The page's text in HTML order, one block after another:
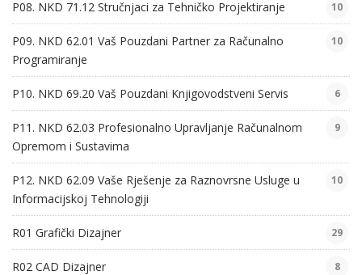
P08. NKD 71.12 Stručnjaci za Tehničko Projektiranje 10
P09. NKD 62.01 Vaš Pouzdani Partner za Računalno
Programiranje
10
P10. NKD 69.20 Vaš Pouzdani Knjigovodstveni Servis 6
P11. NKD 62.03 Profesionalno Upravljanje Računalnom
Opremom i Sustavima
9
P12. NKD 62.09 Vaše Rješenje za Raznovrsne Usluge u
Informacijskoj Tehnologiji
10
R01 Grafički Dizajner 29
R02 CAD Dizajner 8